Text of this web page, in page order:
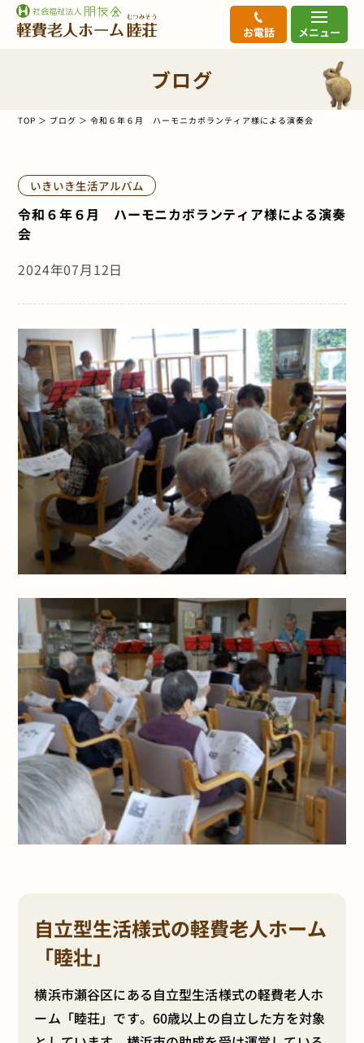
メニュー
お電話
ブログ
TOP ブログ 令和６年６月 ハーモニカボランティア様による演奏会
いきいき生活アルバム
令和６年６月 ハーモニカボランティア様による演奏
会
2024年07月12日
自立型生活様式の軽費老人ホーム
「睦壮」
横浜市瀬谷区にある自立型生活様式の軽費老人ホ
ーム「睦荘」です。60歳以上の自立した方を対象